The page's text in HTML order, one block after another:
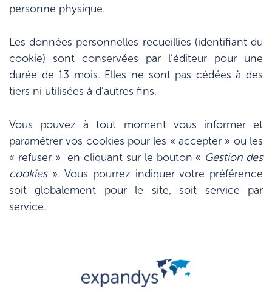
personne physique.
Les données personnelles recueillies (identifiant du
cookie) sont conservées par l’éditeur pour une
durée de 13 mois. Elles ne sont pas cédées à des
tiers ni utilisées à d’autres fins.
Vous pouvez à tout moment vous informer et
paramétrer vos cookies pour les « accepter » ou les
« refuser » en cliquant sur le bouton « Gestion des
cookies». Vous pourrez indiquer votre préférence
soit globalement pour le site, soit service par
service.